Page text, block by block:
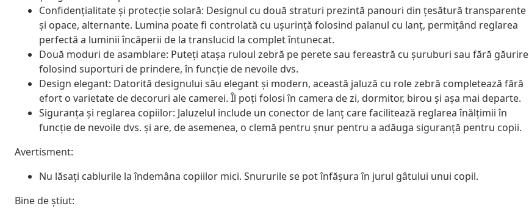
Confidențialitate și protecție solară: Designul cu două straturi prezintă panouri din țesătură transparente
și opace, alternante. Lumina poate fi controlată cu ușurință folosind palanul cu lanț, permițând reglarea
perfectă a luminii încăperii de la translucid la complet întunecat.
Două moduri de asamblare: Puteți atașa ruloul zebră pe perete sau fereastră cu șuruburi sau fără găurire
folosind suporturi de prindere, în funcție de nevoile dvs.
Design elegant: Datorită designului său elegant și modern, această jaluză cu role zebră completează fără
efort o varietate de decoruri ale camerei. Îl poți folosi în camera de zi, dormitor, birou și așa mai departe.
Siguranța și reglarea copiilor: Jaluzelul include un conector de lanț care facilitează reglarea înălțimii în
funcție de nevoile dvs. și are, de asemenea, o clemă pentru șnur pentru a adăuga siguranță pentru copii.
Avertisment:
Nu lăsați cablurile la îndemâna copiilor mici. Snururile se pot înfăşura în jurul gâtului unui copil.
Bine de știut: